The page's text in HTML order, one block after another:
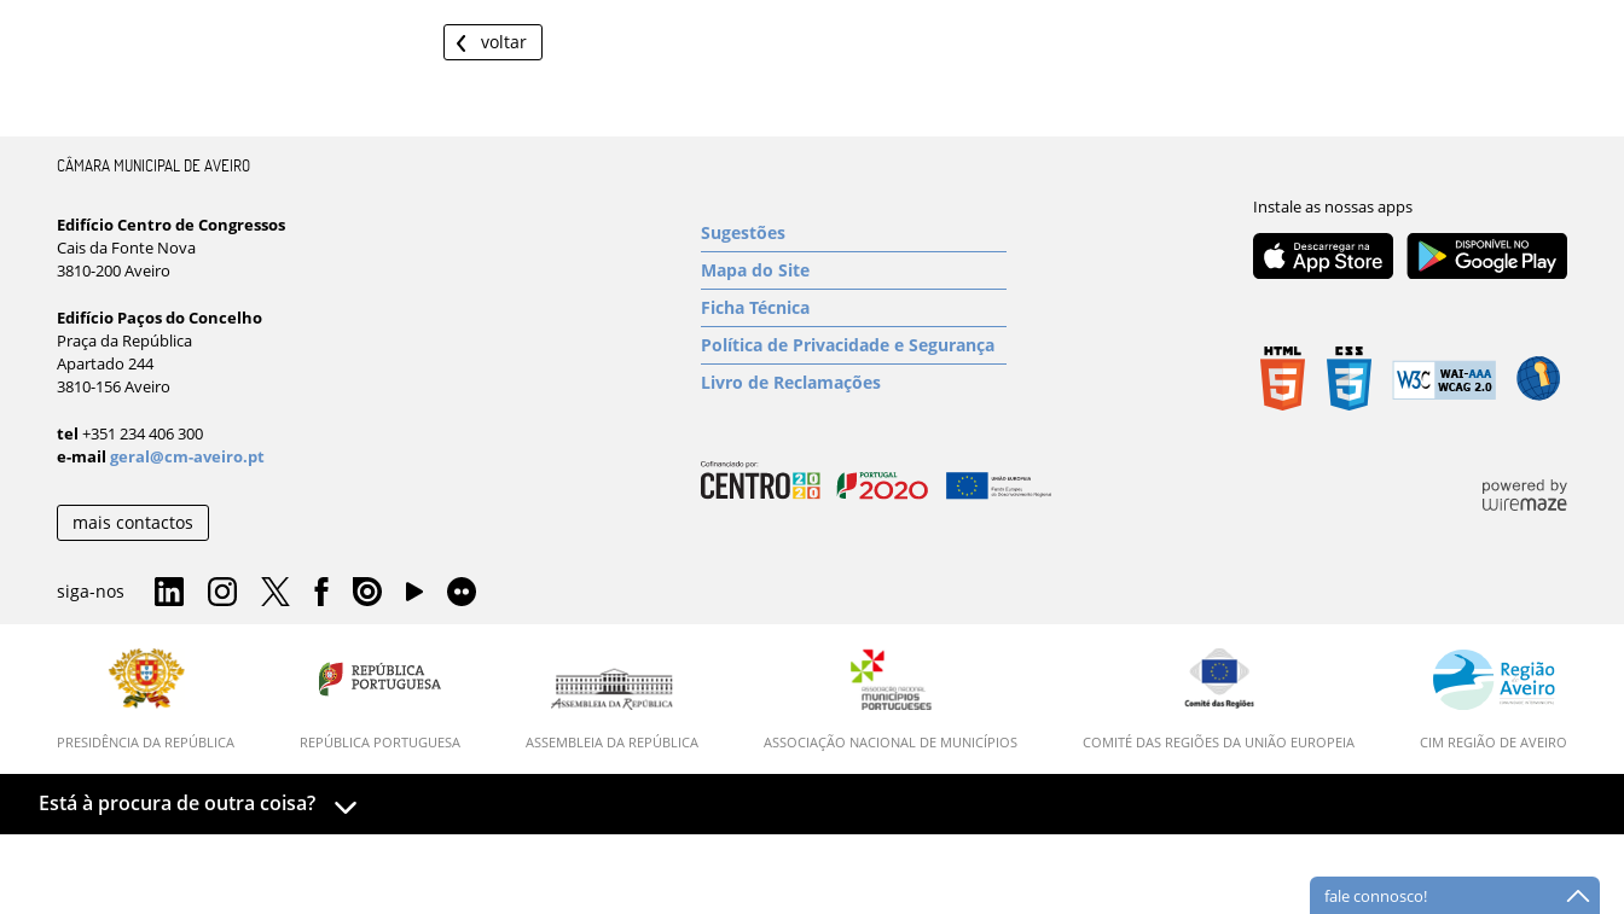
voltar
CÂMARA MUNICIPAL DE AVEIRO
Edifício Centro de Congressos
Cais da Fonte Nova
3810-200 Aveiro
Edifício Paços do Concelho
Praça da República
Apartado 244
3810-156 Aveiro
tel +351 234 406 300
e-mail geral@cm-aveiro.pt
mais contactos
siga-nos
Sugestões
Mapa do Site
Ficha Técnica
Política de Privacidade e Segurança
Livro de Reclamações
PRESIDÊNCIA DA REPÚBLICA REPÚBLICA PORTUGUESA ASSEMBLEIA DA REPÚBLICA ASSOCIAÇÃO NACIONAL DE MUNICÍPIOS COMITÉ DAS REGIÕES DA UNIÃO EUROPEIA CIM REGIÃO DE AVEIRO
Está à procura de outra coisa?
fale connosco!